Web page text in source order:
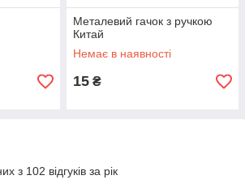
Металевий гачок з ручкою
Китай
Немає в наявності
15 ₴
з 102 відгуків за рік